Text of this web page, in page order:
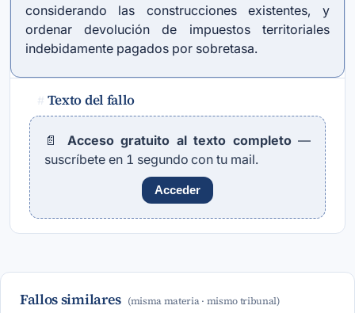
considerando las construcciones existentes, y
ordenar devolución de impuestos territoriales
indebidamente pagados por sobretasa.
# Texto del fallo
📄 Acceso gratuito al texto completo—
suscríbete en 1 segundo con tu mail.
Acceder
Fallos similares (misma materia · mismo tribunal)